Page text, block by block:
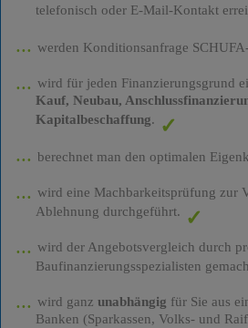
telefonisch oder E-Mail-Kontakt
werden Konditionsanfrage
wird für jeden Finanzierungsgrund
Kauf, Neubau,
Kapitalbeschaffung.
berechnet man den optimalen
wird eine Machbarkeitsprüfung zur
Ablehnung durchgeführt.
wird der Angebotsvergleich durch
Baufinanzierungsspezialisten
wird ganz unabhängig für Sie aus
Banken (Sparkassen, Volks- und